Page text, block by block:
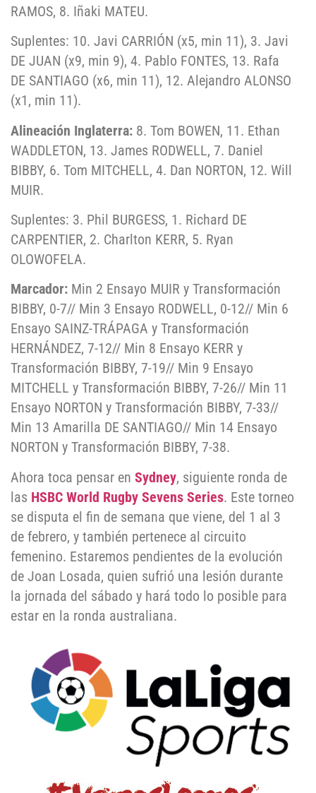
RAMOS, 8. Iñaki MATEU.
Suplentes: 10. Javi CARRIÓN (x5, min 11), 3. Javi
DE JUAN (x9, min 9), 4. Pablo FONTES, 13. Rafa
DE SANTIAGO (x6, min 11), 12. Alejandro ALONSO
(x1, min 11).
Alineación Inglaterra: 8. Tom BOWEN, 11. Ethan
WADDLETON, 13. James RODWELL, 7. Daniel
BIBBY, 6. Tom MITCHELL, 4. Dan NORTON, 12. Will
MUIR.
Suplentes: 3. Phil BURGESS, 1. Richard DE
CARPENTIER, 2. Charlton KERR, 5. Ryan
OLOWOFELA.
Marcador: Min 2 Ensayo MUIR y Transformación
BIBBY, 0-7// Min 3 Ensayo RODWELL, 0-12// Min 6
Ensayo SAINZ-TRÁPAGA y Transformación
HERNÁNDEZ, 7-12// Min 8 Ensayo KERR y
Transformación BIBBY, 7-19// Min 9 Ensayo
MITCHELL y Transformación BIBBY, 7-26// Min 11
Ensayo NORTON y Transformación BIBBY, 7-33//
Min 13 Amarilla DE SANTIAGO// Min 14 Ensayo
NORTON y Transformación BIBBY, 7-38.
Ahora toca pensar en Sydney, siguiente ronda de
las HSBC World Rugby Sevens Series. Este torneo
se disputa el fin de semana que viene, del 1 al 3
de febrero, y también pertenece al circuito
femenino. Estaremos pendientes de la evolución
de Joan Losada, quien sufrió una lesión durante
la jornada del sábado y hará todo lo posible para
estar en la ronda australiana.